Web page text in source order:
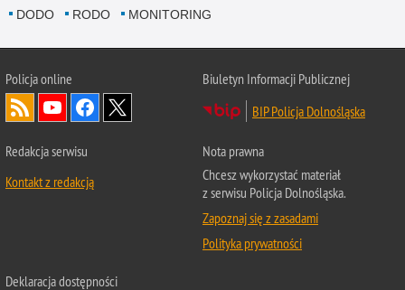
DODO RODO MONITORING
Policjaonline
Biuletyn Informacji Publicznej
BIP Policja Dolnośląska
Redakcja serwisu
Kontakt z redakcją
Nota prawna
Chcesz wykorzystać materiał
z serwisu Policja Dolnośląska.
Zapoznaj się z zasadami
Polityka prywatności
Deklaracja dostępności